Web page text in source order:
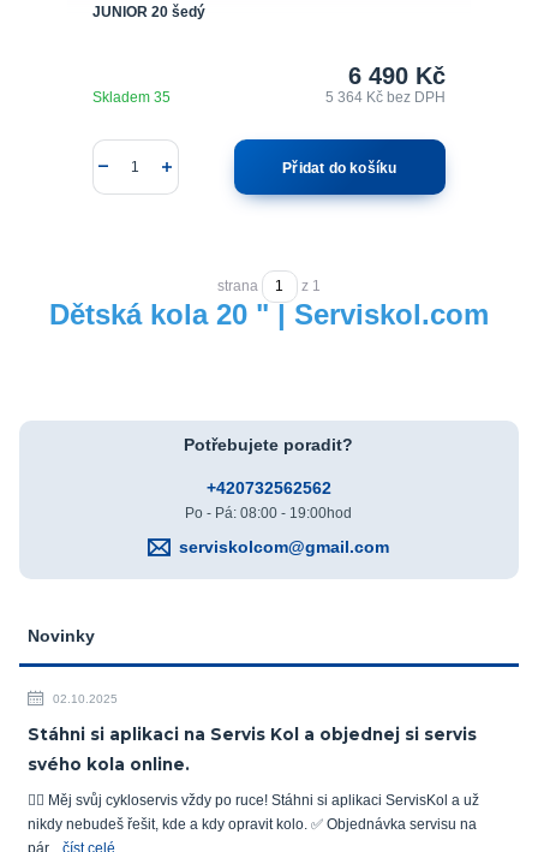
JUNIOR 20 šedý
6 490 Kč
5 364 Kčbez DPH
Skladem 35
Přidat do košíku
strana z 1
Dětská kola 20 " | Serviskol.com
Potřebujete poradit?
+420732562562
Po - Pá: 08:00 - 19:00hod
serviskolcom@gmail.com
Novinky
02.10.2025
Stáhni si aplikaci na Servis Kol a objednej si servis
svého kola online.
🚴‍♂️ Měj svůj cykloservis vždy po ruce! Stáhni si aplikaci ServisKol a už
nikdy nebudeš řešit, kde a kdy opravit kolo. ✅ Objednávka servisu na
pár... číst celé